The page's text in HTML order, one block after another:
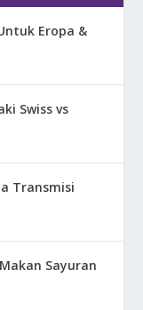
Eropa &
Swiss vs
Transmisi
Sayuran